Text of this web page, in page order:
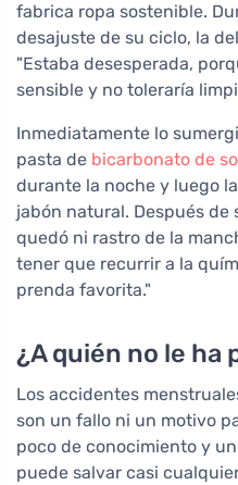
fabrica ropa sostenible.
desajuste de su ciclo, la
"Estaba desesperada,
sensible y no toleraría
Inmediatamente lo
pasta de bicarbonato de
durante la noche y luego
jabón natural. Después de
quedó ni rastro de la
tener que recurrir a la
prenda favorita."
¿A quién no le ha
Los accidentes
son un fallo ni un motivo
poco de conocimiento y
puede salvar casi